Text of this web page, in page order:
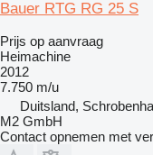
Bauer RTG RG 25 S
Prijs op aanvraag
Heimachine
2012
7.750 m/u
Duitsland,
M2 GmbH
Contact opnemen met